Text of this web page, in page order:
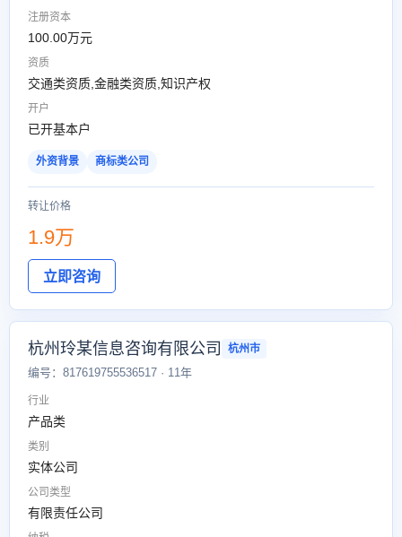
注册资本
100.00万元
资质
交通类资质,金融类资质,知识产权
开户
已开基本户
外资背景 商标类公司
转让价格
1.9万
立即咨询
杭州玲某信息咨询有限公司 杭州市
编号：817619755536517 · 11年
行业
产品类
类别
实体公司
公司类型
有限责任公司